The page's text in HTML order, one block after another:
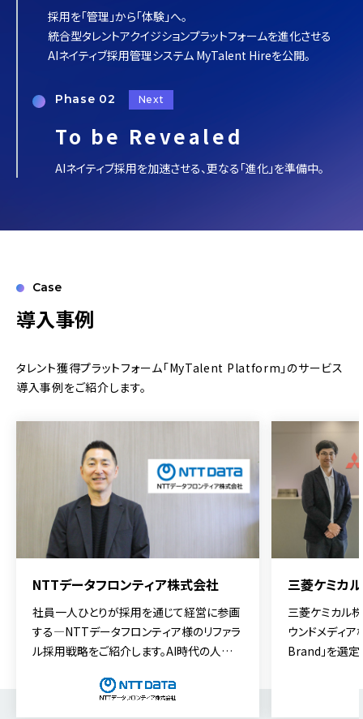
採用を「管理」から「体験」へ。
統合型タレントアクイジションプラットフォームを進化させる
AIネイティブ採用管理システム MyTalent Hireを公開。
Phase 02 Next
To be Revealed
AIネイティブ採用を加速させる、更なる「進化」を準備中。
Case
導入事例
タレント獲得プラットフォーム「MyTalent Platform」のサービス
導入事例をご紹介します。
NTTデータフロンティア株式会社
社員一人ひとりが採用を通じて経営に参画
する—NTTデータフロンティア様のリファラ
ル採用戦略をご紹介します。AI時代の人財
基盤について、代表取締役社長の林 徹 氏に
三菱ケミカ
三菱ケミカル
ウンドメディ
Brand」を選